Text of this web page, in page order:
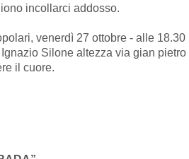
incollarci addosso.
venerdì 27 ottobre - alle 18.30
Silone altezza via gian pietro
il cuore.